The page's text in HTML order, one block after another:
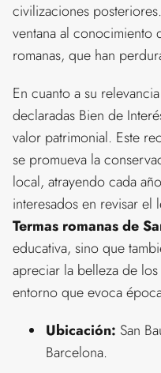
civilizaciones
ventana al conocimiento
romanas, que han
En cuanto a su
declaradas Bien de
valor patrimonial. Este
se promueva la
local, atrayendo cada
interesados en revisar el
Termas romanas de
educativa, sino que
apreciar la belleza de
entorno que evoca
Ubicación: San
Barcelona.